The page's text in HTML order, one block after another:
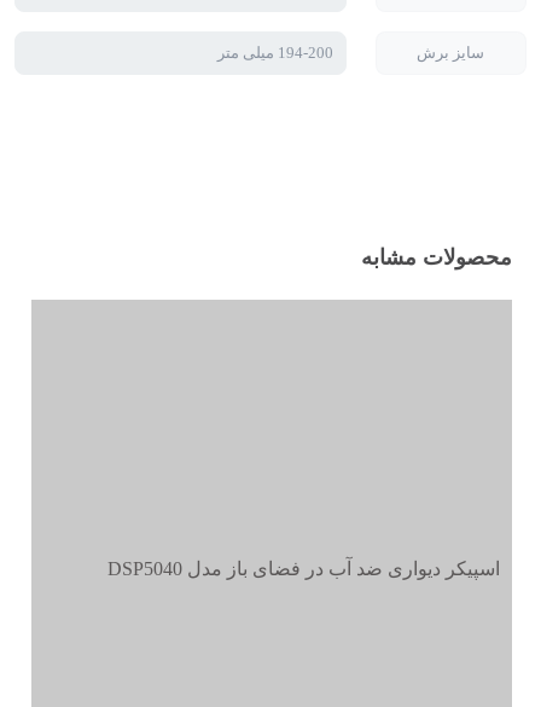
سایز برش 194-200 میلی متر
محصولات مشابه
اسپیکر دیواری ضد آب در فضای باز مدل DSP5040